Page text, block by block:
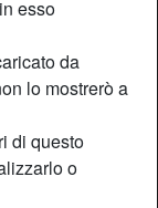
esso
da
lo mostrerò a
di questo
o